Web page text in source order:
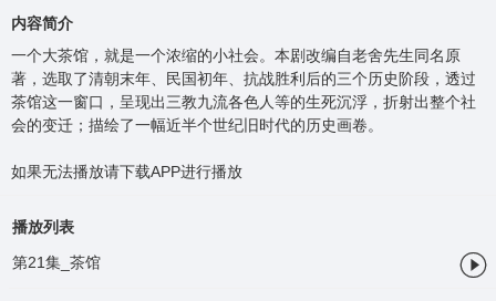
内容简介
一个大茶馆，就是一个浓缩的小社会。本剧改编自老舍先生同名原
著，选取了清朝末年、民国初年、抗战胜利后的三个历史阶段，透过
茶馆这一窗口，呈现出三教九流各色人等的生死沉浮，折射出整个社
会的变迁；描绘了一幅近半个世纪旧时代的历史画卷。
如果无法播放请下载APP进行播放
播放列表
第21集_茶馆
